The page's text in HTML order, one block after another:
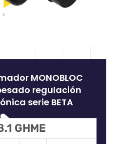
MONOBLOC
regulación
serie BETA
GHME